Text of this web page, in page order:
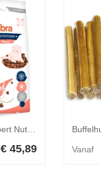
€ 45,89 Vanaf